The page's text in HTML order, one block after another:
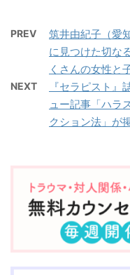
的なアプローチの仕方
広く普及させる目的
者へのメンタルサポ
の成 ...
HSP（Higher
Person）と呼ばれる
に繊細な人たちがど
者と健康的なバウン
ーを保っていけば良
を、繊細さんセラピ
と繊細さんクライアン
細さんの自覚のある方
は、セラピストでなく
も必読！ 知っておく
と、他者との関係性
んと楽になります。
ピスト2022年4月号
はこちら（出版元
PREV
筑井由紀子（愛
に見つけた切な
くさんの女性と
NEXT
『セラピスト
ュー記事「ハラ
クション法」が